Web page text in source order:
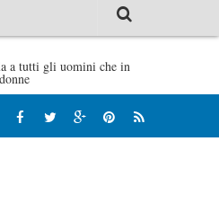
Virginia Evans
a tutti gli uomini che in